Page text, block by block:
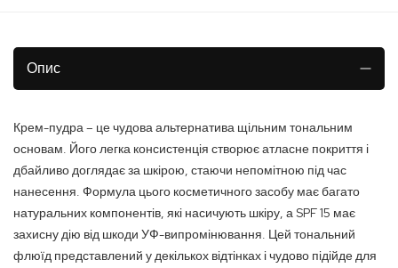
Опис
Крем-пудра – це чудова альтернатива щільним тональним
основам. Його легка консистенція створює атласне покриття і
дбайливо доглядає за шкірою, стаючи непомітною під час
нанесення. Формула цього косметичного засобу має багато
натуральних компонентів, які насичують шкіру, а SPF 15 має
захисну дію від шкоди УФ-випромінювання. Цей тональний
флюїд представлений у декількох відтінках і чудово підійде для